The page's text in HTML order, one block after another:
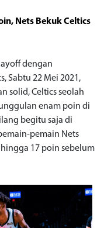
Nets Bekuk Celtics
dengan
Sabtu 22 Mei 2021,
solid, Celtics seolah
enam poin di
begitu saja di
pemain Nets
17 poin sebelum